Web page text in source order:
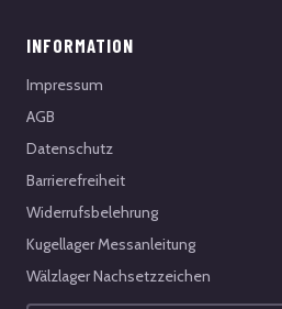
INFORMATION
Impressum
AGB
Datenschutz
Barrierefreiheit
Widerrufsbelehrung
Kugellager Messanleitung
Wälzlager Nachsetzzeichen